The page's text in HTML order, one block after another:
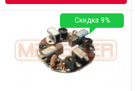
Скидка 9%